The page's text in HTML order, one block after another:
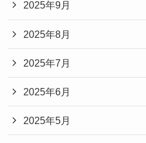
2025年9月
2025年8月
2025年7月
2025年6月
2025年5月